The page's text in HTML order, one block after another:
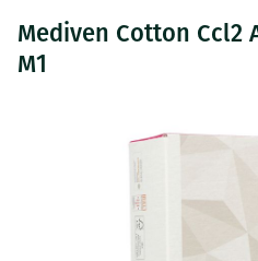
Mediven Cotton Ccl2
M1